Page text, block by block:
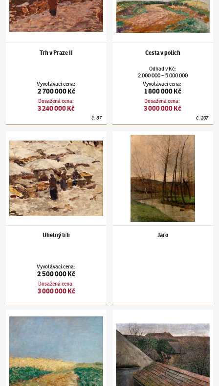
Trh v Praze II
Vyvolávací cena:
2 700 000 Kč
Dosažená cena:
3 240 000 Kč
č.87
Cesta v polích
OdhadvKč:
2 000 000–5 000 000
Vyvolávací cena:
1 800 000 Kč
Dosažená cena:
3 000 000 Kč
č.207
Uhelný trh
Vyvolávací cena:
2 500 000 Kč
Dosažená cena:
3 000 000 Kč
Antonín Slavíček(1870–1910)Jaro
Jaro